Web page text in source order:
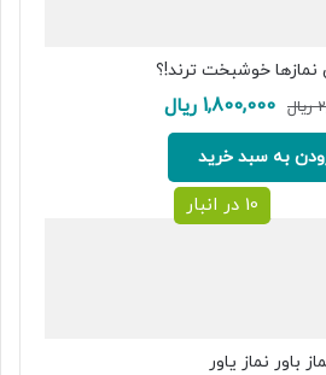
خوشبخت ترند!؟
ریال قیمت
اصلی:
2,000,000 ریال
بود.
1,800,000 ریالقیمت
به سبد خرید
10 در انبار
باور نماز یاور